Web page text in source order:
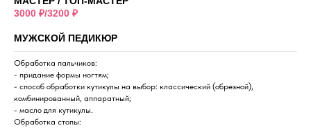
3000 ₽/3200 ₽
МУЖСКОЙ ПЕДИКЮР
Обработка пальчиков:
- придание формы ногтям;
- способ обработки кутикулы на выбор: классический (обрезной),
комбинированный, аппаратный;
- масло для кутикулы.
Обработка стопы: